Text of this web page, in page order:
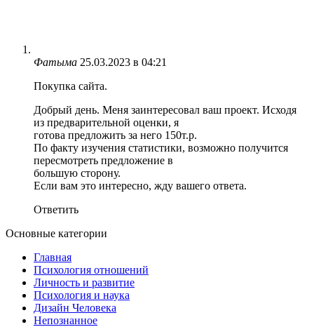
Фатыма 25.03.2023 в 04:21
Покупка сайта.
Добрый день. Меня заинтересовал ваш проект. Исходя
из предварительной оценки, я
готова предложить за него 150т.р.
По факту изучения статистики, возможно получится
пересмотреть предложение в
большую сторону.
Если вам это интересно, жду вашего ответа.
Ответить
Основные категории
Главная
Психология отношений
Личность и развитие
Психология и наука
Дизайн Человека
Непознанное